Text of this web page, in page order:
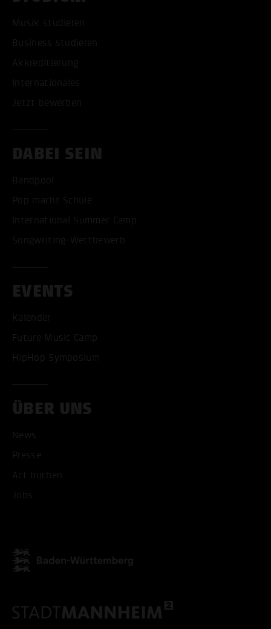
Musik studieren
Business studieren
Akkreditierung
Internationales
Jetzt bewerben
DABEI SEIN
Bandpool
Pop macht Schule
International Summer Camp
Songwriting-Wettbewerb
EVENTS
Kalender
Future Music Camp
HipHop Symposium
ÜBER UNS
News
Presse
Act buchen
Jobs